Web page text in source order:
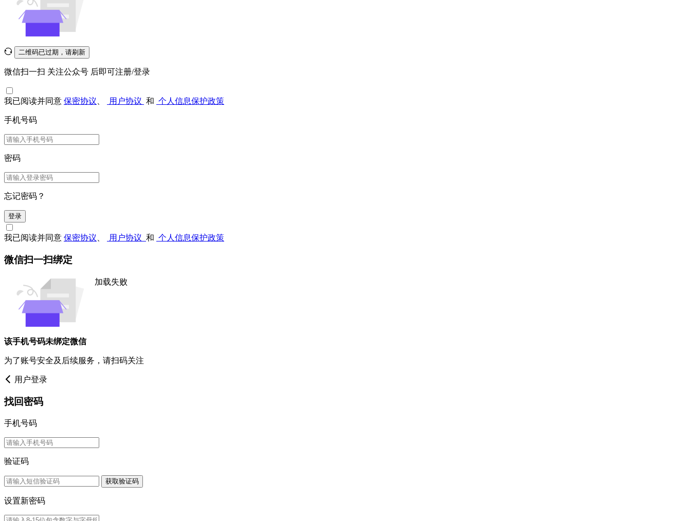
二维码已过期，请刷新
微信扫一扫 关注公众号 后即可注册/登录
我已阅读并同意 保密协议 用户协议 和 个人信息保护政策
手机号码
密码
忘记密码？
登录
我已阅读并同意 保密协议 用户协议 和 个人信息保护政策
微信扫一扫绑定
加载失败
该手机号码未绑定微信
为了账号安全及后续服务，请扫码关注
用户登录
找回密码
手机号码
验证码
获取验证码
设置新密码